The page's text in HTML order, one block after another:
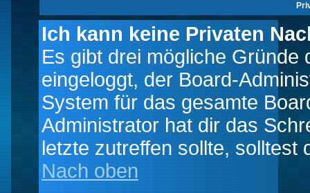
Ich kann keine Privaten
Es gibt drei mögliche Gründe
eingeloggt, der Board-
System für das gesamte
Administrator hat dir das
letzte zutreffen sollte, solltest
Nach oben